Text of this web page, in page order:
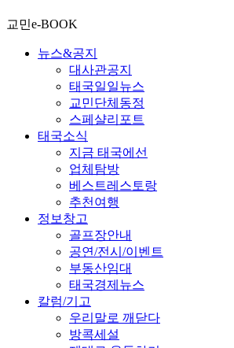
교민e-BOOK
뉴스&공지
대사관공지
태국일일뉴스
교민단체동정
스페샬리포트
태국소식
지금 태국에선
업체탐방
베스트레스토랑
추천여행
정보창고
골프장안내
공연/전시/이벤트
부동산임대
태국경제뉴스
칼럼/기고
우리말로 깨닫다
방콕세설